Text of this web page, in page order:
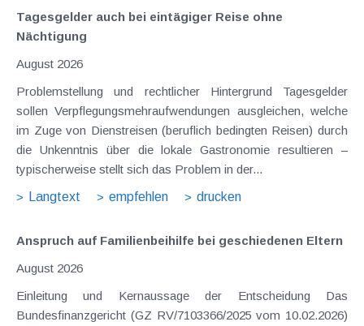
Tagesgelder auch bei eintägiger Reise ohne
Nächtigung
August 2026
Problemstellung und rechtlicher Hintergrund Tagesgelder
sollen Verpflegungsmehraufwendungen ausgleichen, welche
im Zuge von Dienstreisen (beruflich bedingten Reisen) durch
die Unkenntnis über die lokale Gastronomie resultieren –
typischerweise stellt sich das Problem in der...
Langtext
empfehlen drucken
Anspruch auf Familienbeihilfe bei geschiedenen Eltern
August 2026
Einleitung und Kernaussage der Entscheidung Das
Bundesfinanzgericht (GZ RV/7103366/2025 vom 10.02.2026)